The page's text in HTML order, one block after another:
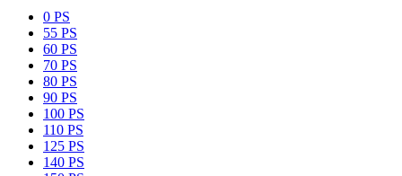
0 PS
55 PS
60 PS
70 PS
80 PS
90 PS
100 PS
110 PS
125 PS
140 PS